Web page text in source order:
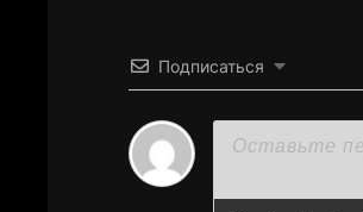
Подписаться